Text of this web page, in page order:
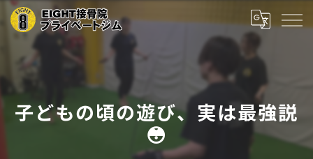
子どもの頃の遊び、実は最強説
😳